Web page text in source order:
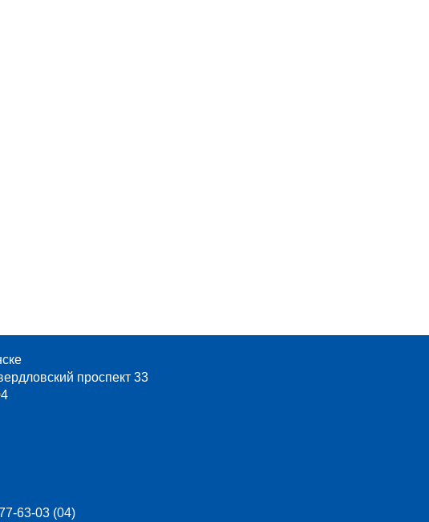
проспект 33
63-03 (04)